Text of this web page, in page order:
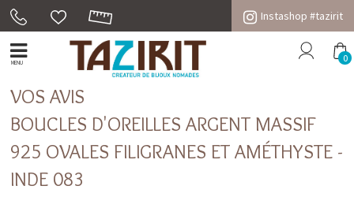
Instashop #tazirit
MENU 0
VOS AVIS
BOUCLES D'OREILLES ARGENT MASSIF
925 OVALES FILIGRANES ET AMÉTHYSTE -
INDE 083